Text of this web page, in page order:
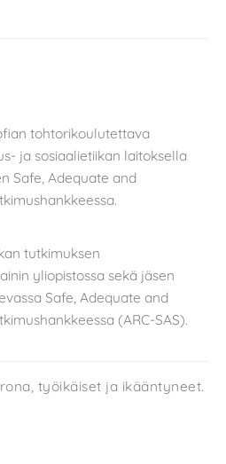
tohtorikoulutettava
ja sosiaalietiikan laitoksella
Safe, Adequate and
tutkimuksen
yliopistossa sekä jäsen
Safe, Adequate and
(ARC-SAS).
työikäiset ja ikääntyneet.